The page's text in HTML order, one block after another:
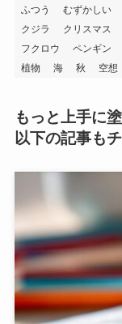
ふつう
むずかしい
クジラ
クリスマス
フクロウ
ペンギン
植物
海 秋 空想
もっと上手に
以下の記事も